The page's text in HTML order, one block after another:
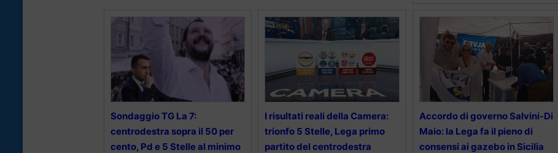
Sondaggio TG La 7:
centrodestra sopra il 50 per
cento, Pd e 5 Stelle al minimo
I risultati reali della Camera:
trionfo 5 Stelle, Lega primo
partito del centrodestra
Accordo di governo Salvini-Di
Maio: la Lega fa il pieno di
consensi ai gazebo in Sicilia